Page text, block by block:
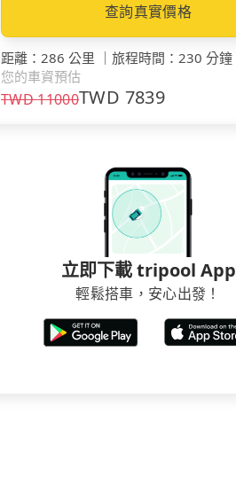
查詢真實價格
距離 ： 286 公里 ｜ 旅程時間 ： 230 分鐘
您的車資預估
TWD11000TWD 7839
立即下載 tripool App
輕鬆搭車，安心出發！